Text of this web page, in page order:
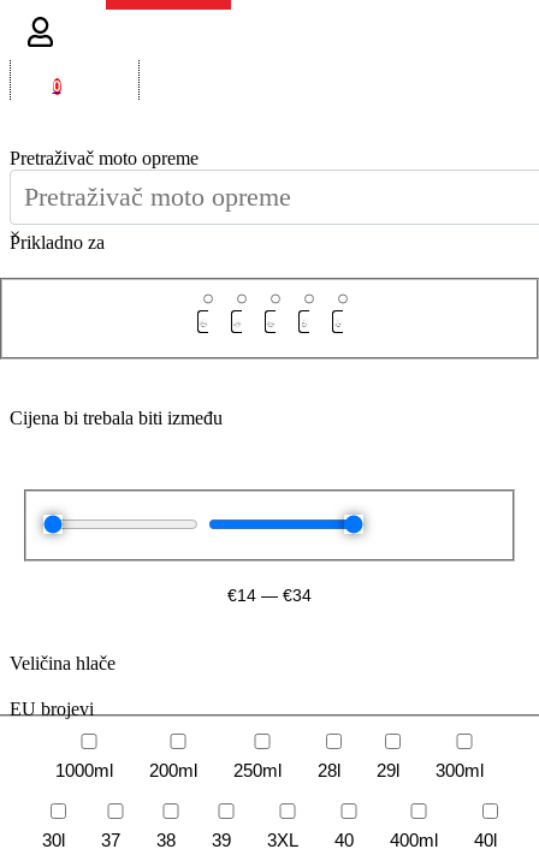
0
Pretraživač moto opreme
×
Prikladno za
Cijena bi trebala biti između
€14 — €34
Veličina hlače
EU brojevi
1000ml 200ml 250ml 28l 29l 300ml
30l 37 38 39 3XL 40 400ml 40l